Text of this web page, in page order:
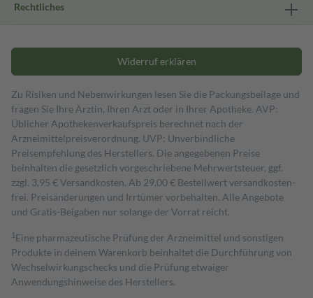
Rechtliches
Widerruf erklären
Zu Risiken und Nebenwirkungen lesen Sie die Packungsbeilage und
fragen Sie Ihre Ärztin, Ihren Arzt oder in Ihrer Apotheke. AVP:
Üblicher Apothekenverkaufspreis berechnet nach der
Arzneimittelpreisverordnung. UVP: Unverbindliche
Preisempfehlung des Herstellers. Die angegebenen Preise
beinhalten die gesetzlich vorgeschriebene Mehrwertsteuer, ggf.
zzgl. 3,95 € Versandkosten. Ab 29,00 € Bestell­wert versand­kosten­
frei. Preisänderungen und Irrtümer vorbehalten. Alle Angebote
und Gratis-Beigaben nur solange der Vorrat reicht.
1 Eine pharmazeutische Prüfung der Arzneimittel und sonstigen
Produkte in deinem Warenkorb beinhaltet die Durchführung von
Wechselwirkungschecks und die Prüfung etwaiger
Anwendungshinweise des Herstellers.